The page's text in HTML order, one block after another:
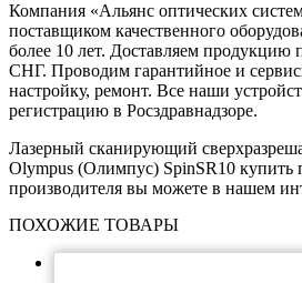
Компания «Альянс оптических
поставщиком качественного
более 10 лет. Доставляем продукцию
СНГ. Проводим гарантийное и
настройку, ремонт. Все наши
регистрацию в Росздравнадзоре.
Лазерный сканирующий
Olympus (Олимпус) SpinSR10 купить
производителя вы можете в нашем
ПОХОЖИЕ ТОВАРЫ